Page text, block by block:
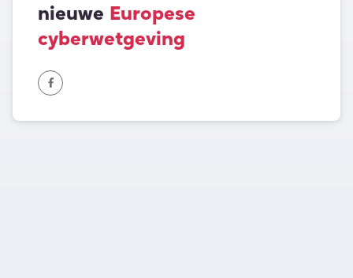
nieuwe Europese
cyberwetgeving